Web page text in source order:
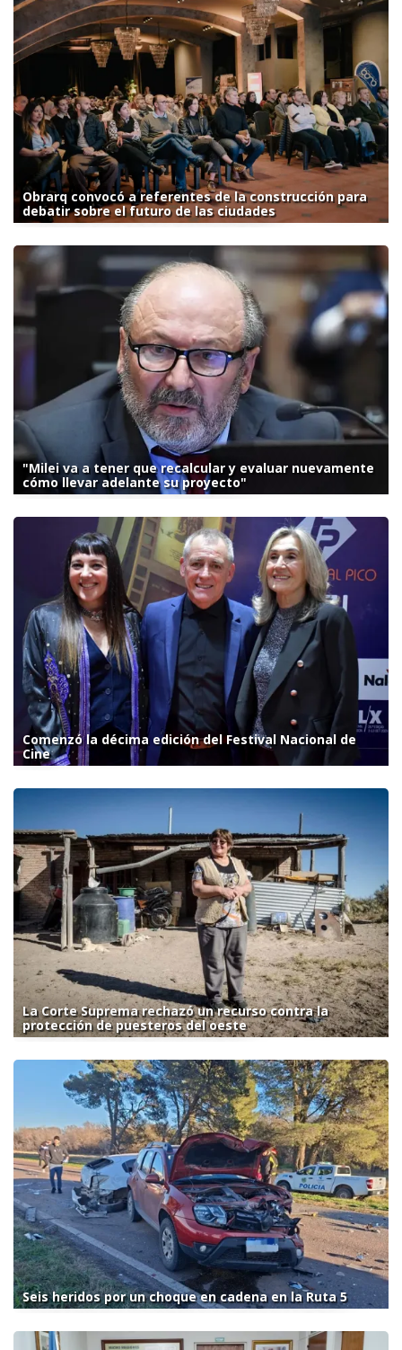
Obrarq convocó a referentes de la construcción para
debatir sobre el futuro de las ciudades
"Milei va a tener que recalcular y evaluar nuevamente
cómo llevar adelante su proyecto"
Comenzó la décima edición del Festival Nacional de
Cine
La Corte Suprema rechazó un recurso contra la
protección de puesteros del oeste
Seis heridos por un choque en cadena en la Ruta 5